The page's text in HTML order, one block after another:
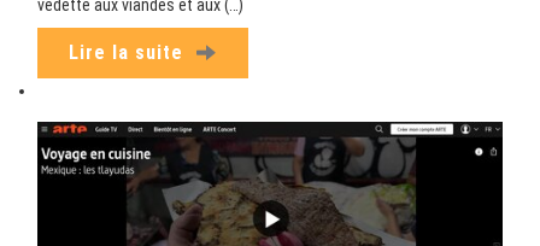
vedette aux viandes et aux (…)
Lire la suite